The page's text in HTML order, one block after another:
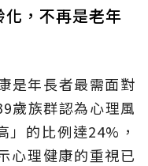
，不再是老年
是年長者最需面對
歲族群認為心理風
」的比例達24%，
心理健康的重視已